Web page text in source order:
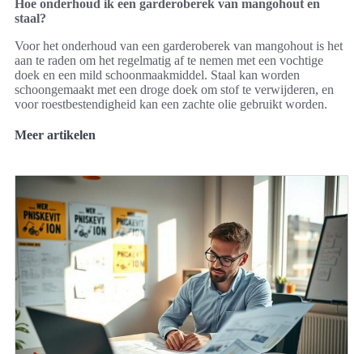
Hoe onderhoud ik een garderoberek van mangohout en
staal?
Voor het onderhoud van een garderoberek van mangohout is het
aan te raden om het regelmatig af te nemen met een vochtige
doek en een mild schoonmaakmiddel. Staal kan worden
schoongemaakt met een droge doek om stof te verwijderen, en
voor roestbestendigheid kan een zachte olie gebruikt worden.
Meer artikelen